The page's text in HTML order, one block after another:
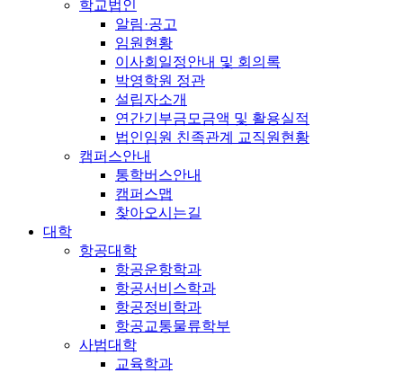
학교법인
알림·공고
임원현황
이사회일정안내 및 회의록
박영학원 정관
설립자소개
연간기부금모금액 및 활용실적
법인임원 친족관계 교직원현황
캠퍼스안내
통학버스안내
캠퍼스맵
찾아오시는길
대학
항공대학
항공운항학과
항공서비스학과
항공정비학과
항공교통물류학부
사범대학
교육학과